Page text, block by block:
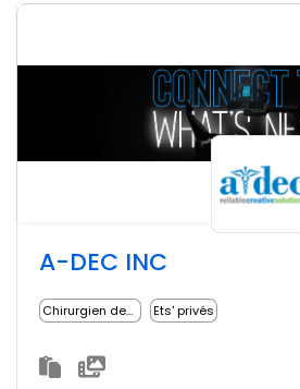
A-DEC INC
Chirurgien dentiste Ets' privés